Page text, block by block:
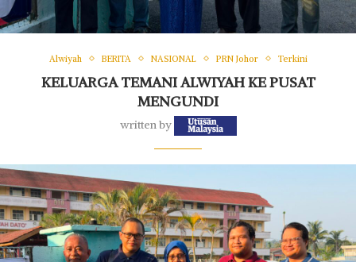
Alwiyah BERITA NASIONAL PRN Johor Terkini
KELUARGA TEMANI ALWIYAH KE PUSAT
MENGUNDI
written by